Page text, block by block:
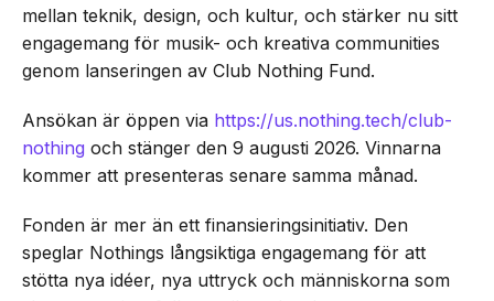
mellan teknik, design, och kultur, och stärker nu sitt
engagemang för musik- och kreativa communities
genom lanseringen av Club Nothing Fund.
Ansökan är öppen via https://us.nothing.tech/club-
nothing och stänger den 9 augusti 2026. Vinnarna
kommer att presenteras senare samma månad.
Fonden är mer än ett finansieringsinitiativ. Den
speglar Nothings långsiktiga engagemang för att
stötta nya idéer, nya uttryck och människorna som